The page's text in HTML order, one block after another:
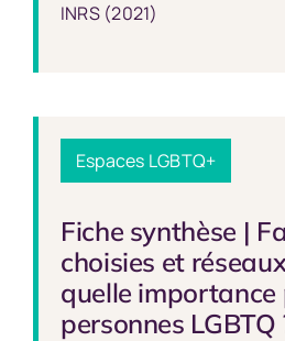
INRS (2021)
Espaces LGBTQ+
Fiche synthèse |
choisies et
quelle importance
personnes LGBTQ